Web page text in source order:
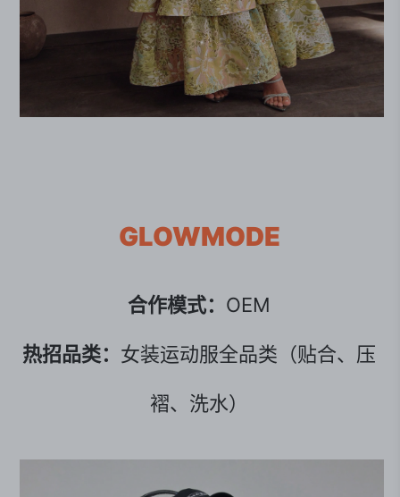
GLOWMODE
合作模式： OEM
热招品类： 女装运动服全品类（贴合、压
褶、洗水）